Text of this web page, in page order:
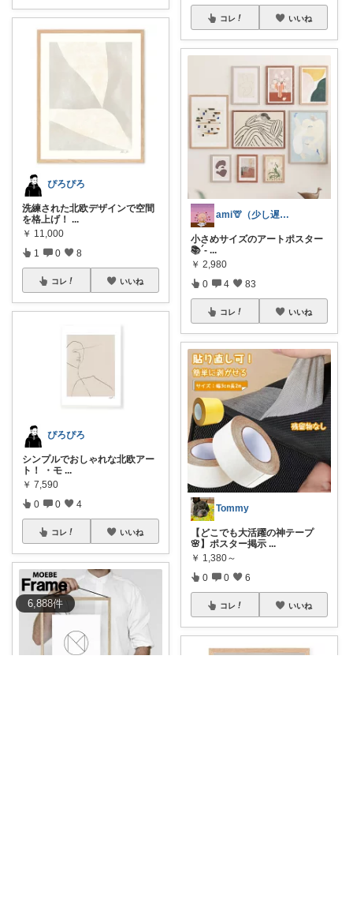
6,888件
ぴろぴろ
洗練された北欧デザインで空間
を格上げ！ ...
￥ 11,000
1 0 8
コレ いいね
ぴろぴろ
シンプルでおしゃれな北欧アー
ト！ ・モ ...
￥ 7,590
0 0 4
コレ いいね
コレ いいね
ami🦒（少し遅れます🐢）
小さめサイズのアートポスター
📚´‐ ...
￥ 2,980
0 4 83
コレ いいね
Tommy
【どこでも大活躍の神テープ
🌸】ポスター掲示 ...
￥ 1,380～
0 0 6
コレ いいね